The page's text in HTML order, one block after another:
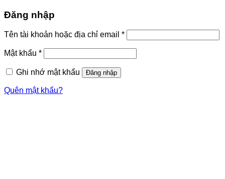
Đăng nhập
Tên tài khoản hoặc địa chỉ email *
Mật khẩu *
Ghi nhớ mật khẩu Đăng nhập
Quên mật khẩu?